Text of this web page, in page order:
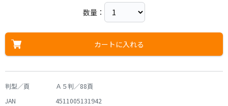
数量：
カートに入れる
判型／頁
Ａ５判／88頁
JAN
4511005131942